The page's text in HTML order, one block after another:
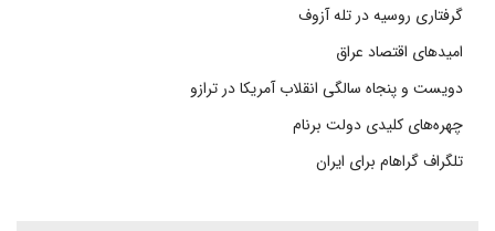
گرفتاری روسیه در تله آزوف
امیدهای اقتصاد عراق
دویست و پنجاه سالگی انقلاب آمریکا در ترازو
چهره‌های کلیدی دولت برنام
تلگراف گراهام برای ایران